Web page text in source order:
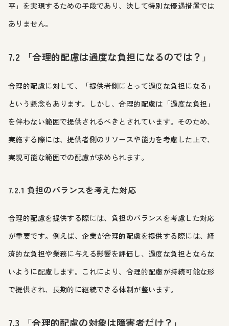
平」を実現するための手段であり、決して特別な優遇措置では
ありません。
7.2 「合理的配慮は過度な負担になるのでは？」
合理的配慮に対して、「提供者側にとって過度な負担になる」
という懸念もあります。しかし、合理的配慮は「過度な負担」
を伴わない範囲で提供されるべきとされています。そのため、
実施する際には、提供者側のリソースや能力を考慮した上で、
実現可能な範囲での配慮が求められます。
7.2.1 負担のバランスを考えた対応
合理的配慮を提供する際には、負担のバランスを考慮した対応
が重要です。例えば、企業が合理的配慮を提供する際には、経
済的な負担や業務に与える影響を評価し、過度な負担とならな
いように配慮します。これにより、合理的配慮が持続可能な形
で提供され、長期的に継続できる体制が整います。
7.3 「合理的配慮の対象は障害者だけ？」